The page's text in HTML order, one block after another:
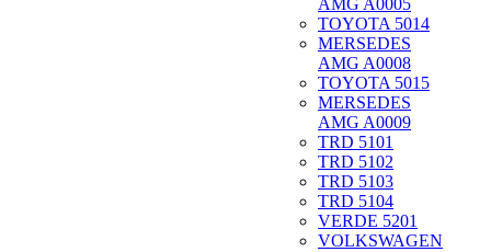
AMG A0005
TOYOTA 5014
MERSEDES
AMG A0008
TOYOTA 5015
MERSEDES
AMG A0009
TRD 5101
TRD 5102
TRD 5103
TRD 5104
VERDE 5201
VOLKSWAGEN